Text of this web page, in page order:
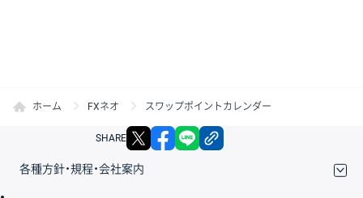
ホーム FXネオ スワップポイントカレンダー
SHARE X facebook
各種方針・規程・会社案内